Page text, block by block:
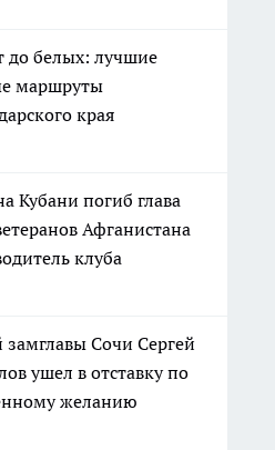
до белых: лучшие
маршруты
края
Кубани погиб глава
Афганистана
клуба
Сочи Сергей
ушел в отставку по
желанию